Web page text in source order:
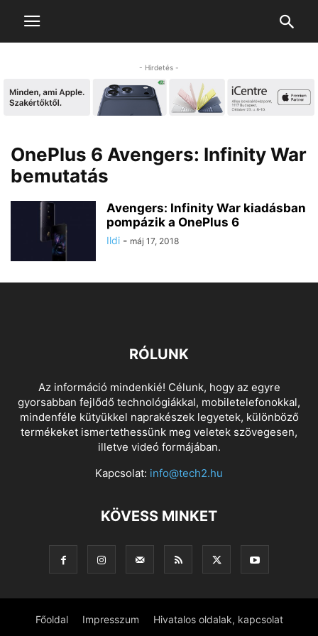
- Hirdetés -
OnePlus 6 Avengers: Infinity War
bemutatás
Avengers: Infinity War kiadásban
pompázik a OnePlus 6
Ildi - máj 17, 2018
RÓLUNK
Az információ mindenkié! Célunk, hogy az egyre
gyorsabban fejlődő technológiákkal, mobiletelefonokkal,
mindenféle kütyükkel naprakészek legyetek, különböző
termékeket ismertethessünk meg veletek szövegesen,
illetve videó formájában.
Kapcsolat: info@tech2.hu
KÖVESS MINKET
Főoldal Impresszum Hivatalos oldalak, kapcsolat